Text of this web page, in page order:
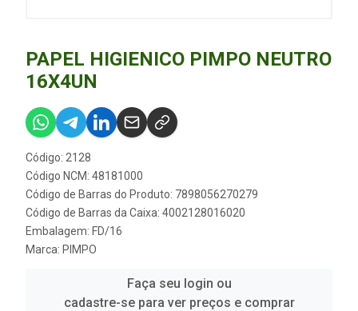
PAPEL HIGIENICO PIMPO NEUTRO
16X4UN
Código: 2128
Código NCM: 48181000
Código de Barras do Produto: 7898056270279
Código de Barras da Caixa: 4002128016020
Embalagem: FD/16
Marca: PIMPO
Faça seu login ou
cadastre-se para ver preços e comprar